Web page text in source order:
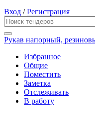
Вход /Регистрация
Рукав напорный,
Избранное
Общие
Поместить
Заметка
Отслеживать
В работу